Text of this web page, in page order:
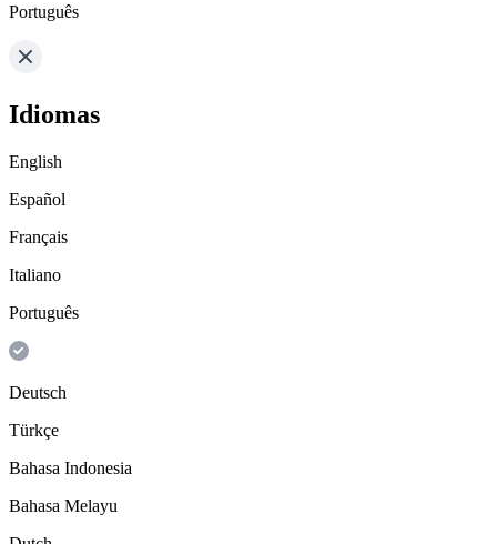
Português
Idiomas
English
Español
Français
Italiano
Português
Deutsch
Türkçe
Bahasa Indonesia
Bahasa Melayu